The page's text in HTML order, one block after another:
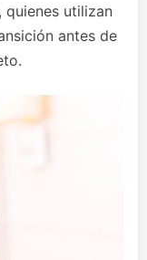
quienes utilizan
antes de